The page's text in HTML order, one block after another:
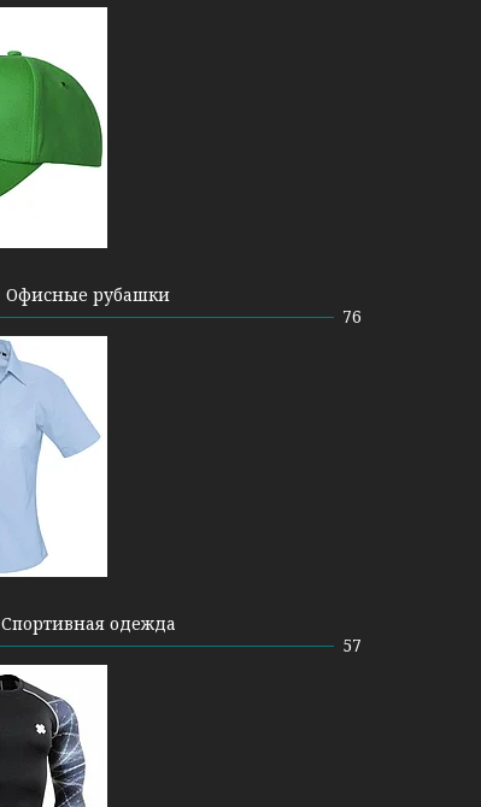
Офисные рубашки
76
Спортивная одежда
57